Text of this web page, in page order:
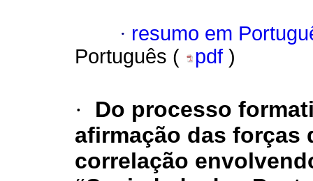
· resumo em
Português (
pdf )
·
Do processo
afirmação das forças
correlação